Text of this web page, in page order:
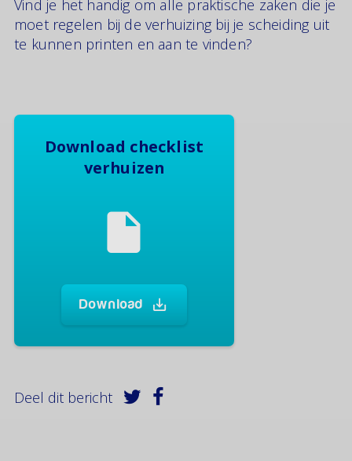
Vind je het handig om alle praktische zaken die je
moet regelen bij de verhuizing bij je scheiding uit
te kunnen printen en aan te vinden?
Download checklist
verhuizen
Download
Deel dit bericht